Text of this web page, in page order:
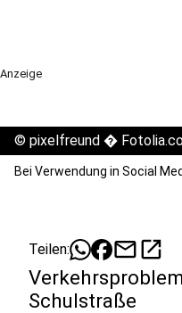
Anzeige
© pixelfreund �
Bei Verwendung in Social
Teilen: mailopen_in_new
Schulstraße